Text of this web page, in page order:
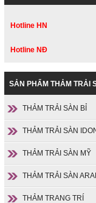
Hotline HN
Hotline NĐ
SẢN PHẨM THẢM TRẢI
THẢM TRẢI SÀN BỈ
THẢM TRẢI SÀN
THẢM TRẢI SÀN MỸ
THẢM TRẢI SÀN
THẢM TRANG TRÍ